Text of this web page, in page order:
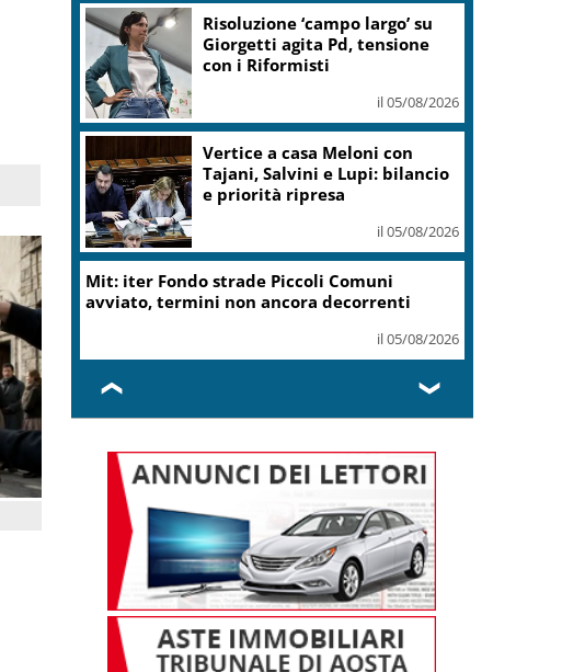
Risoluzione ‘campo largo’ su
Giorgetti agita Pd, tensione
con i Riformisti
il 05/08/2026
Vertice a casa Meloni con
Tajani, Salvini e Lupi: bilancio
e priorità ripresa
il 05/08/2026
Mit: iter Fondo strade Piccoli Comuni
avviato, termini non ancora decorrenti
il 05/08/2026
❮ ❯